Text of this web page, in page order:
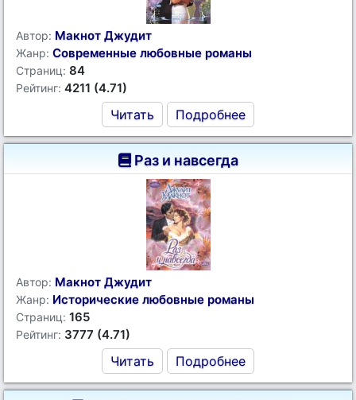
Автор: Макнот Джудит
Жанр: Современные любовные романы
Страниц: 84
Рейтинг: 4211 (4.71)
Читать Подробнее
Раз и навсегда
Автор: Макнот Джудит
Жанр: Исторические любовные романы
Страниц: 165
Рейтинг: 3777 (4.71)
Читать Подробнее